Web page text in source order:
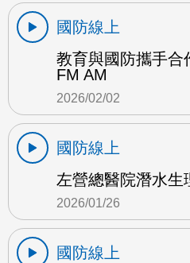
國防線上
教育與國防攜手合
FM AM
2026/02/02
國防線上
左營總醫院潛水生
2026/01/26
國防線上